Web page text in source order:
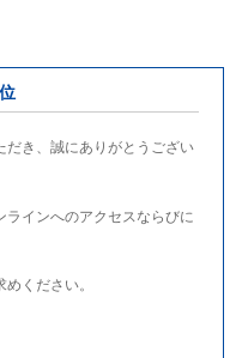
だき、誠にありがとうござい
ラインへのアクセスならびに
ください。